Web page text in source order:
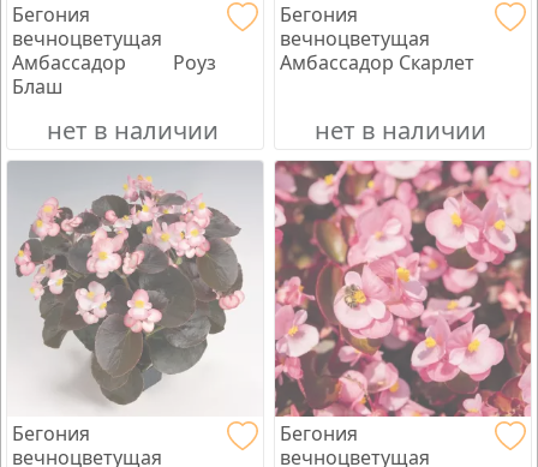
Бегония
вечноцветущая
Амбассадор Роуз
Блаш
нет в наличии
Бегония
вечноцветущая
Амбассадор Скарлет
нет в наличии
Бегония
вечноцветущая
Бегония
вечноцветущая